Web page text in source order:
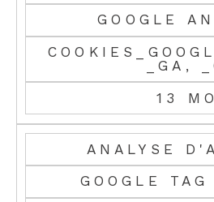
GOOGLE
_GA,
13
ANALYSE
GOOGLE TAG